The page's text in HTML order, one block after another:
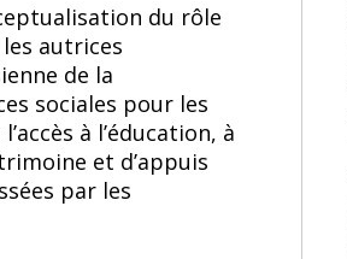
du rôle
autrices
de la
sociales pour les
à l’éducation, à
et d’appuis
par les